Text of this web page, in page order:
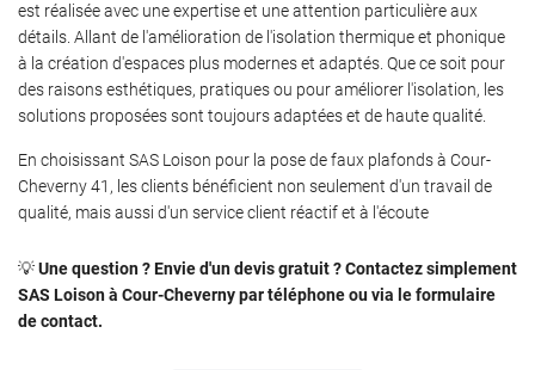
est réalisée avec une expertise et une attention particulière aux
détails. Allant de l'amélioration de l'isolation thermique et phonique
à la création d'espaces plus modernes et adaptés. Que ce soit pour
des raisons esthétiques, pratiques ou pour améliorer l'isolation, les
solutions proposées sont toujours adaptées et de haute qualité.
En choisissant SAS Loison pour la pose de faux plafonds à Cour-
Cheverny 41, les clients bénéficient non seulement d'un travail de
qualité, mais aussi d'un service client réactif et à l'écoute
💡Une question ? Envie d'un devis gratuit ? Contactez simplement
SAS Loison à Cour-Cheverny par téléphone ou via le formulaire
de contact.